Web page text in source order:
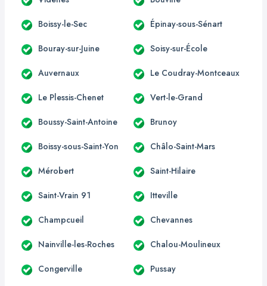
Boissy-le-Sec Épinay-sous-Sénart
Bouray-sur-Juine Soisy-sur-École
Auvernaux Le Coudray-Montceaux
Le Plessis-Chenet Vert-le-Grand
Boussy-Saint-Antoine Brunoy
Boissy-sous-Saint-Yon Châlo-Saint-Mars
Mérobert Saint-Hilaire
Saint-Vrain 91 Itteville
Champcueil Chevannes
Nainville-les-Roches Chalou-Moulineux
Congerville Pussay